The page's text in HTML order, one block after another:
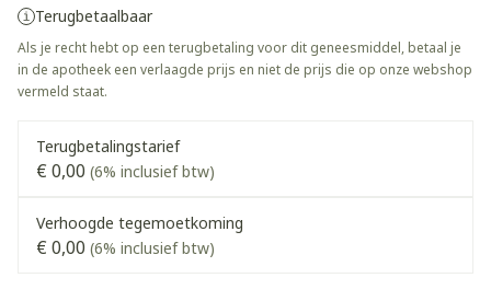
Terugbetaalbaar
Als je recht hebt op een terugbetaling voor dit geneesmiddel, betaal je
in de apotheek een verlaagde prijs en niet de prijs die op onze webshop
vermeld staat.
Terugbetalingstarief
€ 0,00 (6% inclusief btw)
Verhoogde tegemoetkoming
€ 0,00 (6% inclusief btw)